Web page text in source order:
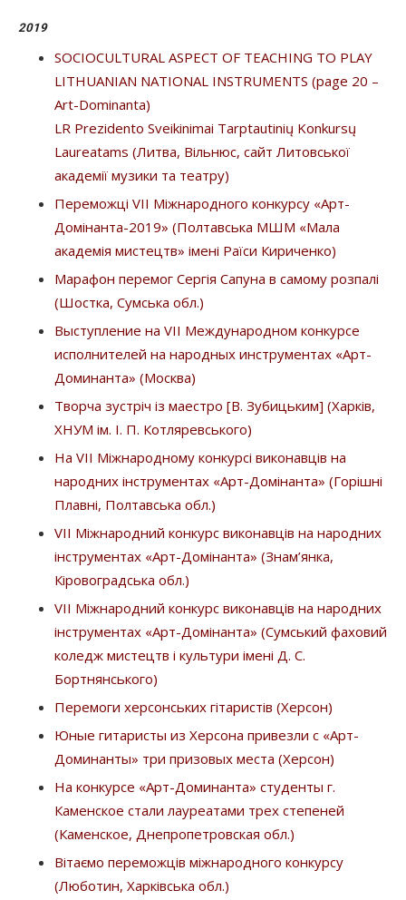
2019
SOCIOCULTURAL ASPECT OF TEACHING TO PLAY
LITHUANIAN NATIONAL INSTRUMENTS (page 20 –
Art-Dominanta)
LR Prezidento Sveikinimai Tarptautinių Konkursų
Laureatams (Литва, Вільнюс, сайт Литовської
академії музики та театру)
Переможці VІІ Міжнародного конкурсу «Арт-
Домінанта-2019» (Полтавська МШМ «Мала
академія мистецтв» імені Раїси Кириченко)
Марафон перемог Сергія Сапуна в самому розпалі
(Шостка, Сумська обл.)
Выступление на VII Международном конкурсе
исполнителей на народных инструментах «Арт-
Доминанта» (Москва)
Творча зустріч із маестро [В. Зубицьким] (Харків,
ХНУМ ім. І. П. Котляревського)
На VІІ Міжнародному конкурсі виконавців на
народних інструментах «Арт-Домінанта» (Горішні
Плавні, Полтавська обл.)
VІІ Міжнародний конкурс виконавців на народних
інструментах «Арт-Домінанта» (Знам’янка,
Кіровоградська обл.)
VІІ Міжнародний конкурс виконавців на народних
інструментах «Арт-Домінанта» (Сумський фаховий
коледж мистецтв і культури імені Д. С.
Бортнянського)
Пepeмoги xepcoнcькиx гiтapиcтiв (Херсон)
Юные гитаристы из Херсона привезли с «Арт-
Доминанты» три призовых места (Херсон)
На конкурсе «Арт-Доминанта» студенты г.
Каменское стали лауреатами трех степеней
(Каменское, Днепропетровская обл.)
Вітаємо переможців міжнародного конкурсу
(Люботин, Харківська обл.)